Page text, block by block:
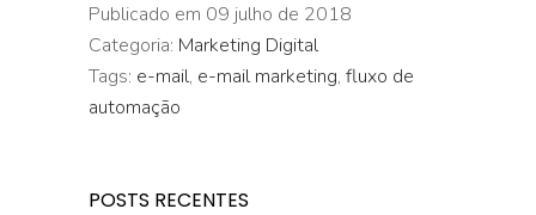
Publicado em 09 julho de 2018
Categoria: Marketing Digital
Tags: e-mail, e-mail marketing, fluxo de
automação
POSTS RECENTES